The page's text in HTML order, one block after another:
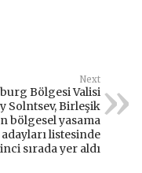
Next
Bölgesi Valisi
Solntsev, Birleşik
bölgesel yasama
listesinde
sırada yer aldı